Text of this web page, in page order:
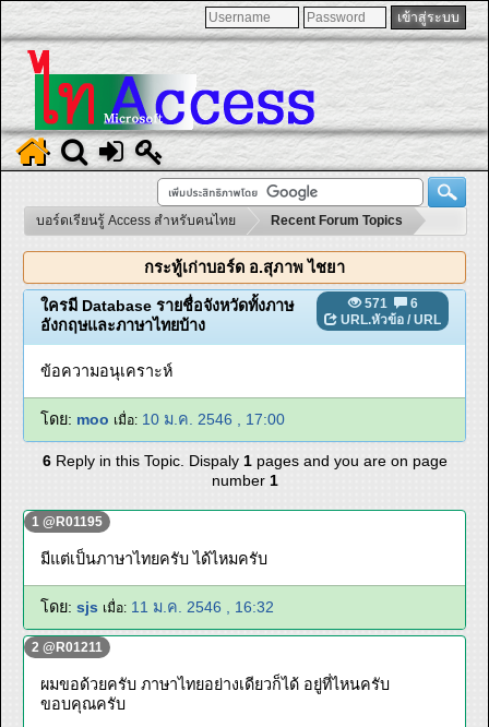
บอร์ดเรียนรู้ Access สำหรับคนไทย Recent Forum Topics
กระทู้เก่าบอร์ด อ.สุภาพ ไชยา
571
6
URL.หัวข้อ / URL
ใครมี Database รายชื่อจังหวัดทั้งภาษ
อังกฤษและภาษาไทยบ้าง
ข้อความอนุเคราะห์
โดย: moo เมื่อ: 10 ม.ค. 2546 , 17:00
6Reply in this Topic. Dispaly 1 pages and you are on page
number 1
1 @R01195
มีแต่เป็นภาษาไทยครับ ได้ไหมครับ
โดย: sjs เมื่อ: 11 ม.ค. 2546 , 16:32
2 @R01211
ผมขอด้วยครับ ภาษาไทยอย่างเดียวก็ได้ อยู่ที่ไหนครับ
ขอบคุณครับ